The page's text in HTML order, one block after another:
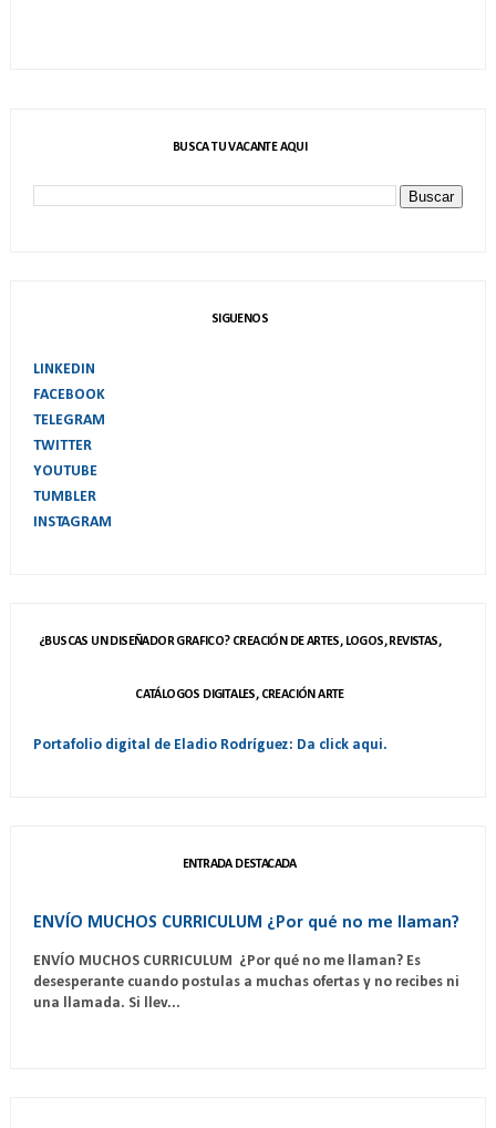
BUSCA TU VACANTE AQUI
SIGUENOS
LINKEDIN
FACEBOOK
TELEGRAM
TWITTER
YOUTUBE
TUMBLER
INSTAGRAM
¿BUSCAS UN DISEÑADOR GRAFICO? CREACIÓN DE ARTES, LOGOS, REVISTAS,
CATÁLOGOS DIGITALES, CREACIÓN ARTE
Portafolio digital de Eladio Rodríguez: Da click aqui.
ENTRADA DESTACADA
ENVÍO MUCHOS CURRICULUM ¿Por qué no me llaman?
ENVÍO MUCHOS CURRICULUM ¿Por qué no me llaman? Es
desesperante cuando postulas a muchas ofertas y no recibes ni
una llamada. Si llev...